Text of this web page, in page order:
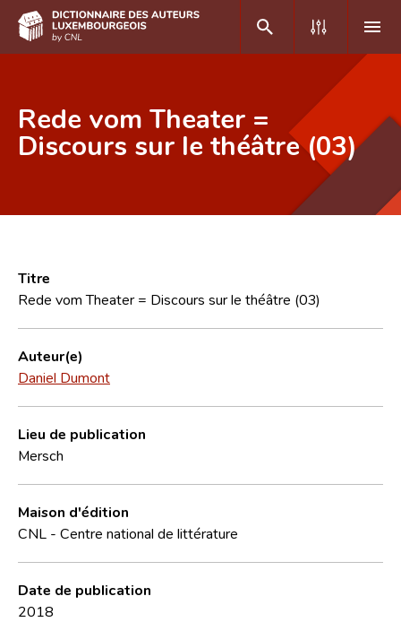
DE
Foire aux questions
CNL
Équipe scientifique
Contact
Rede vom Theater =
Discours sur le théâtre (03)
Titre
Rede vom Theater = Discours sur le théâtre (03)
Auteur(e)
Daniel Dumont
Lieu de publication
Mersch
Maison d'édition
CNL - Centre national de littérature
Date de publication
2018